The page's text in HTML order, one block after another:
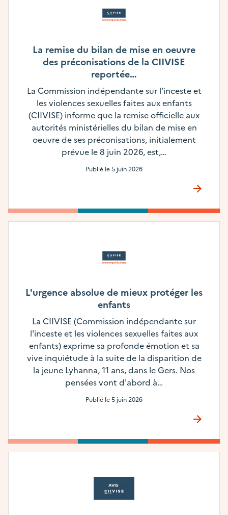
La remise du bilan de mise en oeuvre
des préconisations de la CIIVISE
reportée…
La Commission indépendante sur l’inceste et
les violences sexuelles faites aux enfants
(CIIVISE) informe que la remise officielle aux
autorités ministérielles du bilan de mise en
oeuvre de ses préconisations, initialement
prévue le 8 juin 2026, est,…
Publié le5 juin 2026
L'urgence absolue de mieux protéger les
enfants
La CIIVISE (Commission indépendante sur
l'inceste et les violences sexuelles faites aux
enfants) exprime sa profonde émotion et sa
vive inquiétude à la suite de la disparition de
la jeune Lyhanna, 11 ans, dans le Gers. Nos
pensées vont d'abord à…
Publié le5 juin 2026